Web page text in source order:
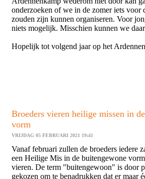
onderzoeken of we in de zomer iets voor
zouden zijn kunnen organiseren. Voor
niets mogelijk. Misschien kunnen we
Hopelijk tot volgend jaar op het
Broeders vieren heilige missen in
vorm
VRIJDAG 05 FEBRUARI 2021 19:41
Vanaf februari zullen de broeders iedere
een Heilige Mis in de buitengewone
vieren. De term "buitengewoon" is door
gekozen om te benadrukken dat er maar